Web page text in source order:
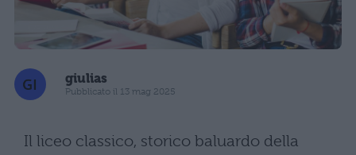
giulias
Pubblicato il 13 mag 2025
Il liceo classico, storico baluardo della